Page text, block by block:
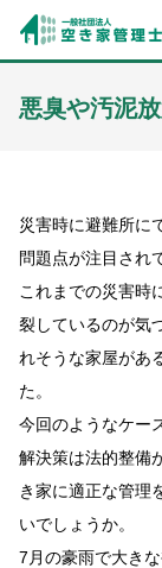
悪臭や汚泥
災害時に避難所に
問題点が注目され
これまでの災害時
裂しているのが気
れそうな家屋があ
た。
今回のようなケー
解決策は法的整備
き家に適正な管理
いでしょうか。
7月の豪雨で大き